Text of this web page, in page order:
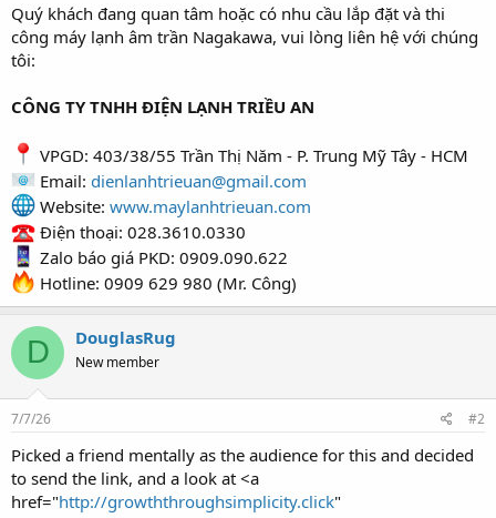
Quý khách đang quan tâm hoặc có nhu cầu lắp đặt và thi
công máy lạnh âm trần Nagakawa, vui lòng liên hệ với chúng
tôi:
CÔNG TY TNHH ĐIỆN LẠNH TRIỀU AN
VPGD: 403/38/55 Trần Thị Năm - P. Trung Mỹ Tây - HCM
Email: dienlanhtrieuan@gmail.com
Website: www.maylanhtrieuan.com
Điện thoại: 028.3610.0330
Zalo báo giá PKD: 0909.090.622
Hotline: 0909 629 980 (Mr. Công)
D DouglasRug
New member
7/7/26 #2
Picked a friend mentally as the audience for this and decided
to send the link, and a look at <a
href="http://growththroughsimplicity.click"